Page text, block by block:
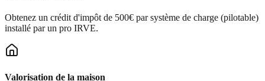
Obtenez un crédit d'impôt de 500€ par système de charge (pilotable)
installé par un pro IRVE.
Valorisation de la maison